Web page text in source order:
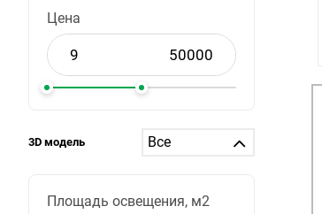
Цена
3D модель
Площадь освещения, м2